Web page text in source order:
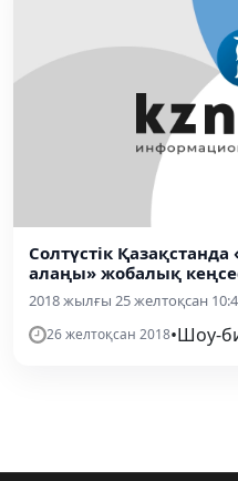
Солтүстік
алаңы» жобалық
2018 жылғы 25 желтоқсан
26 желтоқсан 2018•Шоу-